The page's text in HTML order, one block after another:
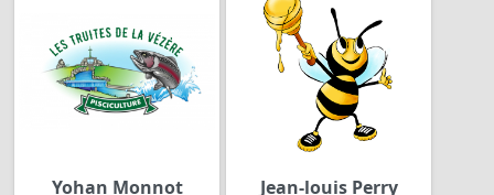
Yohan Monnot Jean-louis Perry